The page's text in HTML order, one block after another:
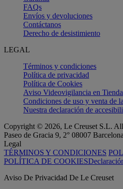
FAQs
Envíos y devoluciones
Contáctanos
Derecho de desistimiento
LEGAL
Términos y condiciones
Política de privacidad
Política de Cookies
Aviso Videovigilancia en
Condiciones de uso y venta de
Nuestra declaración de
Copyright © 2026, Le Creuset S.L.
Paseo de Gracia 9, 2° 08007
Legal
TÉRMINOS Y CONDICIONES
POLÍTICA DE COOKIES
Aviso De Privacidad De Le Creuset